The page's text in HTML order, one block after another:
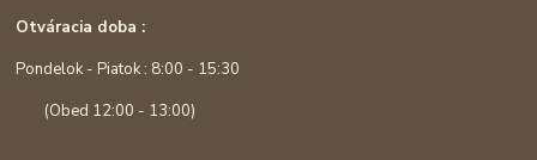
Otváracia doba :
Pondelok - Piatok : 8:00 - 15:30
(Obed 12:00 - 13:00)